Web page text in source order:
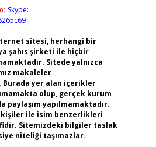
Skype:
sitesi, herhangi bir
şahıs şirketi ile hiçbir
Sitede yalnızca
makaleler
Burada yer alan içerikler
olup, gerçek kurum
paylaşım yapılmamaktadır.
kişiler ile isim benzerlikleri
Sitemizdeki bilgiler taslak
niteliği taşımazlar.